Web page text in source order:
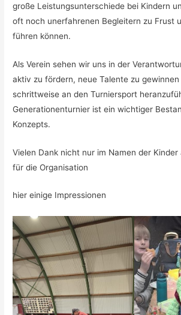
große Leistungsunterschiede bei Kindern
oft noch unerfahrenen Begleitern zu Frust
führen können.
Als Verein sehen wir uns in der
aktiv zu fördern, neue Talente zu gewinnen
schrittweise an den Turniersport
Generationenturnier ist ein wichtiger
Konzepts.
Vielen Dank nicht nur im Namen der
für die Organisation
hier einige Impressionen